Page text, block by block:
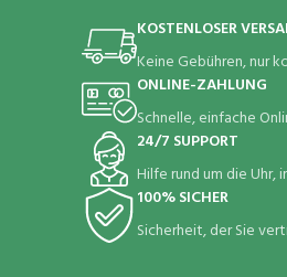
KOSTENLOSER
Keine Gebühren, nur
ONLINE-ZAHLUNG
Schnelle, einfache
24/7 SUPPORT
Hilfe rund um die Uhr,
100% SICHER
Sicherheit, der Sie